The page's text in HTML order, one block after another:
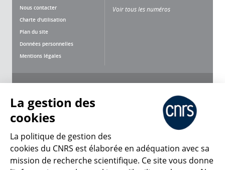
Nous contacter
Charte d'utilisation
Plan du site
Données personnelles
Mentions légales
Voir tous les numéros
CNRS Le Mag
La gestion des
cookies
La politique de gestion des
cookies du CNRS est élaborée en adéquation avec sa
mission de recherche scientifique. Ce site vous donne